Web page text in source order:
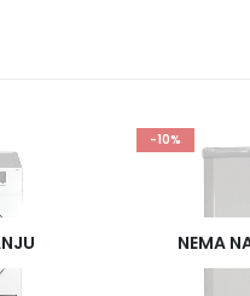
NEMA NA STANJU